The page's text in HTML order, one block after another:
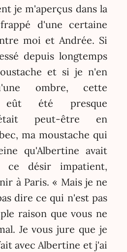
je m'aperçus dans la
d'une certaine
moi et Andrée. Si
depuis longtemps
et si je n'en
ombre, cette
eût été presque
peut-être en
ma moustache qui
qu'Albertine avait
ce désir impatient,
à Paris. « Mais je ne
dire ce qui n'est pas
raison que vous ne
Je vous jure que je
avec Albertine et j'ai